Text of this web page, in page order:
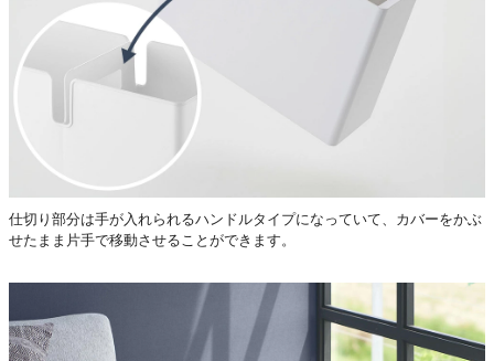
仕切り部分は手が入れられるハンドルタイプになっていて、カバーをかぶ
せたまま片手で移動させることができます。